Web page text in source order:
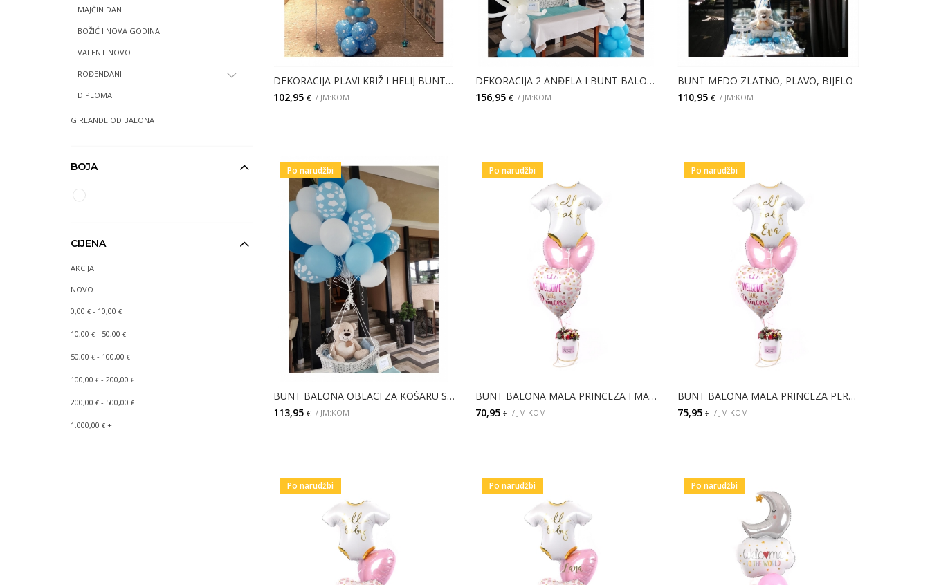
MAJČIN DAN
BOŽIĆ I NOVA GODINA
VALENTINOVO
ROĐENDANI
DIPLOMA
GIRLANDE OD BALONA
BOJA
CIJENA
AKCIJA
NOVO
0,00 € - 10,00 €
10,00 € - 50,00 €
50,00 € - 100,00 €
100,00 € - 200,00 €
200,00 € - 500,00 €
1.000,00 € +
DEKORACIJA PLAVI KRIŽ I HELIJ BUNTIĆI
102,95 € / JM:KOM
DEKORACIJA 2 ANĐELA I BUNT BALONA
156,95 € / JM:KOM
BUNT MEDO ZLATNO, PLAVO, BIJELO
110,95€ / JM:KOM
Po narudžbi
BUNT BALONA OBLACI ZA KOŠARU S MEDVJEDIĆEM
113,95 € / JM:KOM
Po narudžbi
BUNT BALONA MALA PRINCEZA I MALI BOX CVIJEĆA
70,95 € / JM:KOM
Po narudžbi
BUNT BALONA MALA PRINCEZA PERSONALIZIRANI I MALI BOX CVIJEĆA
75,95€ / JM:KOM
Po narudžbi Po narudžbi Po narudžbi